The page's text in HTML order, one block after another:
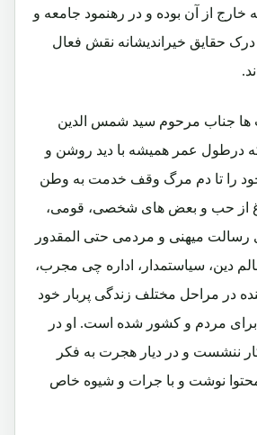
خارج از آن بوده و در رهنمود جامعه و
حقایق خیراندیشانه نقش فعال
ها جناب مرحوم سید شمس الدین
درطول عمر همیشه با دید روشن و
را تا دم مرگ وقف خدمت به وطن
از حب و بعض های شخصی، قومی،
رسالت میهنی و مردمی حتی المقدور
دین، سیاستمدار، اداره چی مجرب،
در مراحل مختلف زندگی پربار خود
مردم و کشور شده است. او در
ننشست و در دیار هجرت به فکر
نوشت و با جرات و شیوه خاص